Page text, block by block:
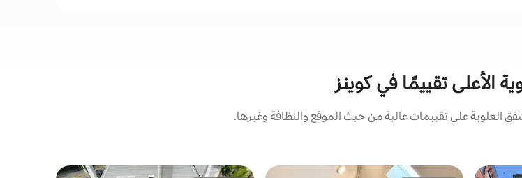
الأعلى تقييمًا في كوينز
على تقييمات عالية من حيث الموقع والنظافة وغيرها.